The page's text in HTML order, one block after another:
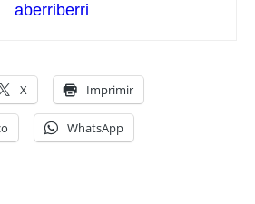
aberriberri
X Imprimir
WhatsApp